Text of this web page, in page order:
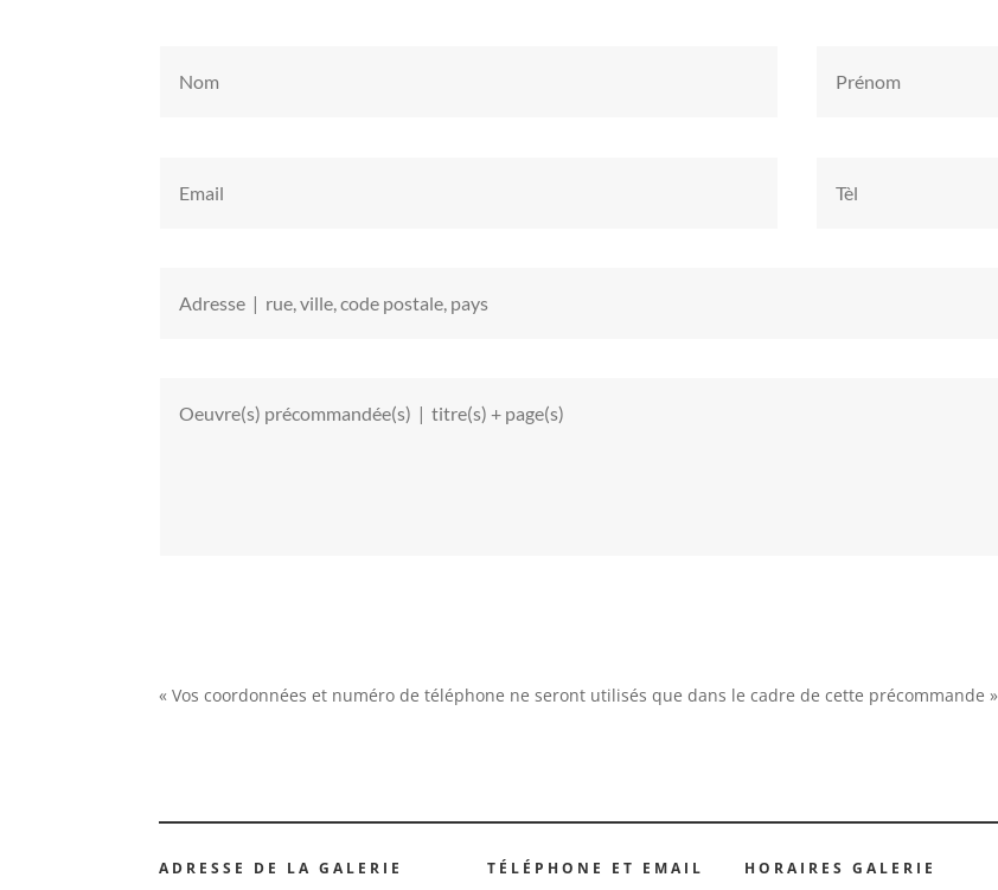
« Vos coordonnées et numéro de téléphone ne seront utilisés que dans le cadre de cette précommande »
ADRESSE DE LA GALERIE TÉLÉPHONE ET EMAIL HORAIRES GALERIE